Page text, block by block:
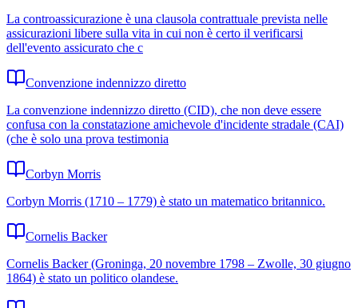
La controassicurazione è una clausola contrattuale prevista nelle
assicurazioni libere sulla vita in cui non è certo il verificarsi
dell'evento assicurato che c
Convenzione indennizzo diretto
La convenzione indennizzo diretto (CID), che non deve essere
confusa con la constatazione amichevole d'incidente stradale (CAI)
(che è solo una prova testimonia
Corbyn Morris
Corbyn Morris (1710 – 1779) è stato un matematico britannico.
Cornelis Backer
Cornelis Backer (Groninga, 20 novembre 1798 – Zwolle, 30 giugno
1864) è stato un politico olandese.